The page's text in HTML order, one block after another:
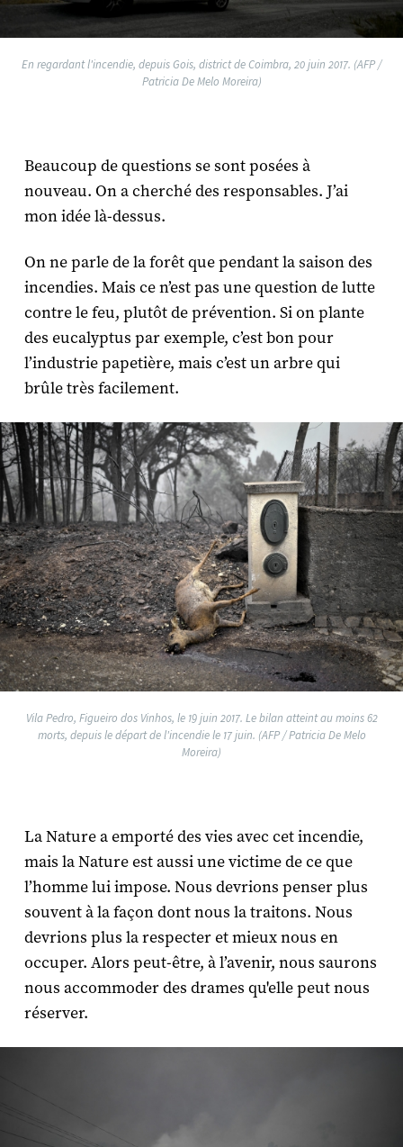
En regardant l'incendie, depuis Gois, district de Coimbra, 20 juin 2017. (AFP /
Patricia De Melo Moreira)
Beaucoup de questions se sont posées à
nouveau. On a cherché des responsables. J’ai
mon idée là-dessus.
On ne parle de la forêt que pendant la saison des
incendies. Mais ce n’est pas une question de lutte
contre le feu, plutôt de prévention. Si on plante
des eucalyptus par exemple, c’est bon pour
l’industrie papetière, mais c’est un arbre qui
brûle très facilement.
Vila Pedro, Figueiro dos Vinhos, le 19 juin 2017. Le bilan atteint au moins 62
morts, depuis le départ de l'incendie le 17 juin. (AFP / Patricia De Melo
Moreira)
La Nature a emporté des vies avec cet incendie,
mais la Nature est aussi une victime de ce que
l’homme lui impose. Nous devrions penser plus
souvent à la façon dont nous la traitons. Nous
devrions plus la respecter et mieux nous en
occuper. Alors peut-être, à l’avenir, nous saurons
nous accommoder des drames qu'elle peut nous
réserver.